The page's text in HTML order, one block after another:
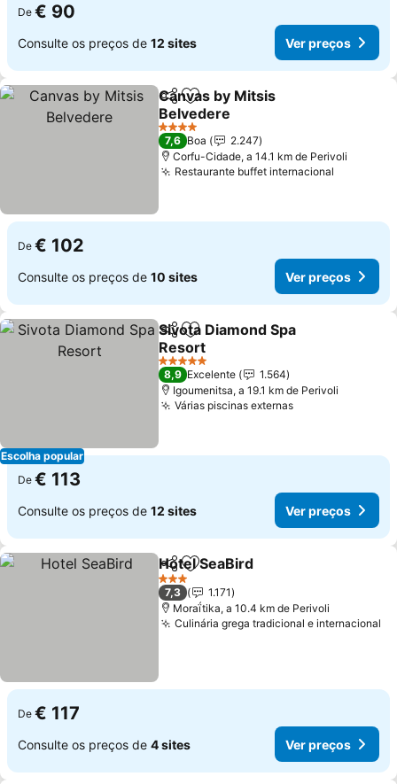
De € 90
Consulte os preços de 12 sites Ver preços
PartilharAdicionar aos favoritos
Canvas by Mitsis
Belvedere
Ver preços
4 Estrelas
7,6 Boa
2.247
Corfu-Cidade, a 14.1 km de Perivoli
Restaurante buffet internacional
De € 102
Consulte os preços de 10 sites Ver preços
Escolha popular
PartilharAdicionar aos favoritos
Sivota Diamond Spa
Resort
Ver preços
5 Estrelas
8,9 Excelente
1.564
Igoumenitsa, a 19.1 km de Perivoli
Várias piscinas externasVer preços
De € 113
Consulte os preços de 12 sites Ver preços
PartilharAdicionar aos favoritos
Hotel SeaBird
3 Estrelas
7,3
1.171
Moraḯtika, a 10.4 km de Perivoli
Culinária grega tradicional e internacional
De € 117
Consulte os preços de 4 sites Ver preços